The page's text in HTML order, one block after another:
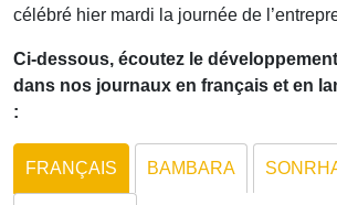
célébré hier mardi la journée de
Ci-dessous, écoutez le
dans nos journaux en français et en
:
FRANÇAIS BAMBARA